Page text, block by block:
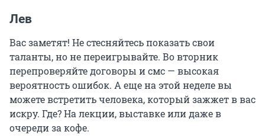
Лев
Вас заметят! Не стесняйтесь показать свои
таланты, но не переигрывайте. Во вторник
перепроверяйте договоры и смс — высокая
вероятность ошибок. А еще на этой неделе вы
можете встретить человека, который зажжет в вас
искру. Где? На лекции, выставке или даже в
очереди за кофе.